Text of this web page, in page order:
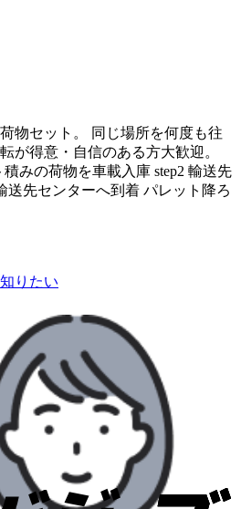
物セット。 同じ場所を何度も往
が得意・自信のある方大歓迎。
みの荷物を車載入庫 step2 輸送先
送先センターへ到着 パレット降ろ
りたい